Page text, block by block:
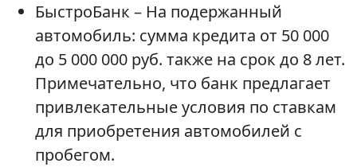
БыстроБанк – На подержанный
автомобиль: сумма кредита от 50 000
до 5 000 000 руб. также на срок до 8 лет.
Примечательно, что банк предлагает
привлекательные условия по ставкам
для приобретения автомобилей с
пробегом.